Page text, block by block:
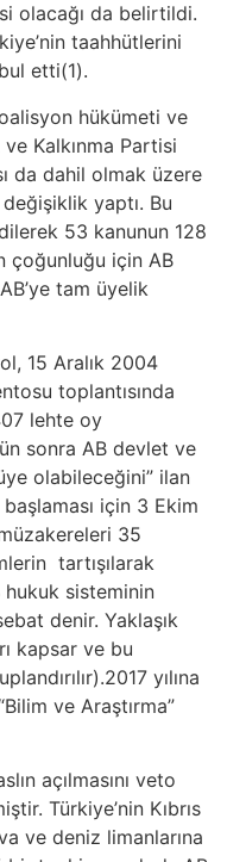
olacağı da belirtildi.
taahhütlerini
etti(1).
hükümeti ve
Kalkınma Partisi
da dahil olmak üzere
yaptı. Bu
53 kanunun 128
çoğunluğu için AB
tam üyelik
15 Aralık 2004
toplantısında
lehte oy
sonra AB devlet ve
olabileceğini” ilan
için 3 Ekim
35
tartışılarak
hukuk sisteminin
denir. Yaklaşık
kapsar ve bu
yılına
ve Araştırma”
açılmasını veto
Türkiye’nin Kıbrıs
ve deniz limanlarına